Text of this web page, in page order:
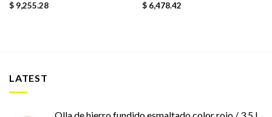
$9,255.28
$6,478.42
LATEST